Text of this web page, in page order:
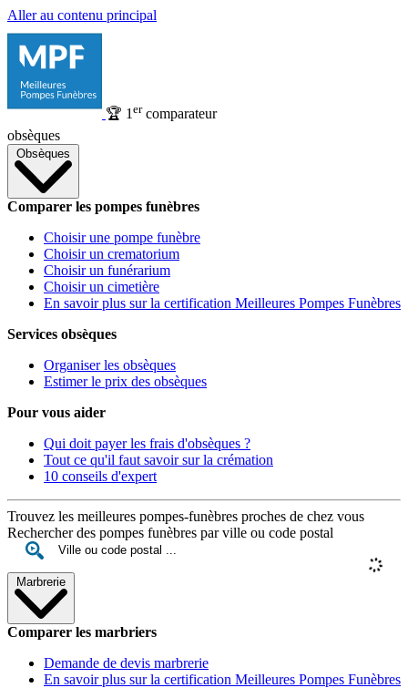
Aller au contenu principal
🏆 1 ercomparateur
obsèques
Obsèques
Comparer les pompes funèbres
Choisir une pompe funèbre
Choisir un crematorium
Choisir un funérarium
Choisir un cimetière
En savoir plus sur la certification Meilleures Pompes Funèbres
Services obsèques
Organiser les obsèques
Estimer le prix des obsèques
Pour vous aider
Qui doit payer les frais d'obsèques ?
Tout ce qu'il faut savoir sur la crémation
10 conseils d'expert
Trouvez les meilleures pompes-funèbres proches de chez vous
Rechercher des pompes funèbres par ville ou code postal
Marbrerie
Comparer les marbriers
Demande de devis marbrerie
En savoir plus sur la certification Meilleures Pompes Funèbres